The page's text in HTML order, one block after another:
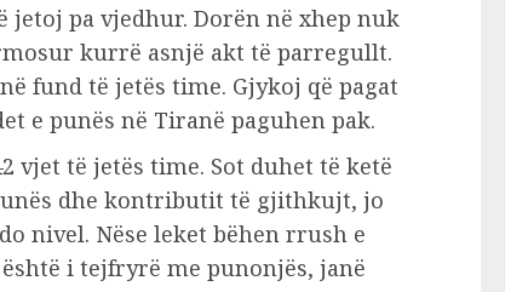
jetoj pa vjedhur. Dorën në xhep nuk
kurrë asnjë akt të parregullt.
fund të jetës time. Gjykoj që pagat
e punës në Tiranë paguhen pak.
vjet të jetës time. Sot duhet të ketë
dhe kontributit të gjithkujt, jo
nivel. Nëse leket bëhen rrush e
i tejfryrë me punonjës, janë